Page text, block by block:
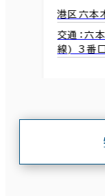
港区六
交通：六
線) 3番